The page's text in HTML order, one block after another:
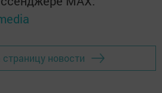
страницу новости